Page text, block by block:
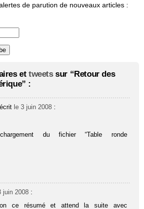
de parution de nouveaux articles :
et tweetssur “Retour des
:
le 3 juin 2008 :
du fichier “Table ronde
juin 2008 :
ce résumé et attend la suite avec